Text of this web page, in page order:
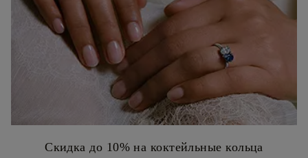
Скидка до 10% на коктейльные кольца